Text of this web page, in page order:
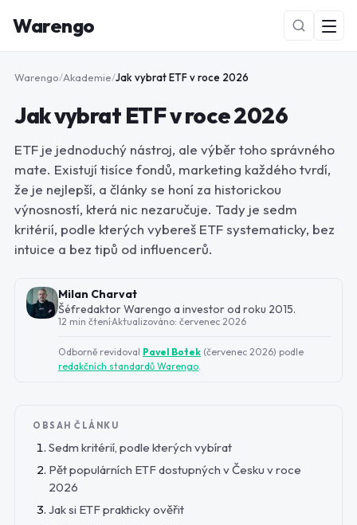
Warengo
NOVÉ
Warengo/Akademie/Jak vybrat ETF v roce 2026
Jak vybrat ETF v roce 2026
ETF je jednoduchý nástroj, ale výběr toho správného
mate. Existují tisíce fondů, marketing každého tvrdí,
že je nejlepší, a články se honí za historickou
výnosností, která nic nezaručuje. Tady je sedm
kritérií, podle kterých vybereš ETF systematicky, bez
intuice a bez tipů od influencerů.
Milan Charvat
Šéfredaktor Warengo a investor od roku 2015.
12 min čtení·Aktualizováno: červenec 2026
Odborně revidoval Pavel Botek (červenec 2026) podle
redakčních standardů Warengo.
OBSAH ČLÁNKU
Sedm kritérií, podle kterých vybírat
Pět populárních ETF dostupných v Česku v roce
2026
Jak si ETF prakticky ověřit